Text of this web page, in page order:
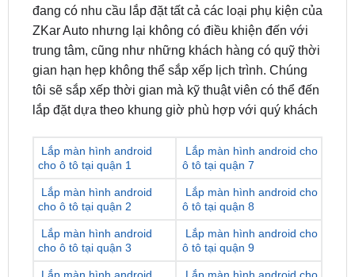
tại nhà miễn phí
ZKar Autovẫn đang triển khai dịch vụlắp đặt màn
hình android ô tôtại nhà. Nhằm hỗ trợ quý khách
đang có nhu cầu lắp đặt tất cả các loại phụ kiện của
ZKar Auto nhưng lại không có điều khiện đến với
trung tâm, cũng như những khách hàng có quỹ thời
tôi sẽ sắp xếp thời gian mà kỹ thuật viên có thể đến
lắp đặt dựa theo khung giờ phù hợp với quý khách
Lắp màn hình android
cho ô tô tại quận 1
Lắp màn hình android cho
ô tô tại quận 7
Lắp màn hình android
cho ô tô tại quận 2
Lắp màn hình android cho
ô tô tại quận 8